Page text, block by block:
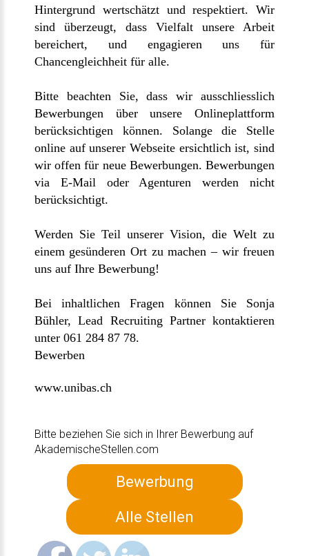
Hintergrund wertschätzt und respektiert. Wir
sind überzeugt, dass Vielfalt unsere Arbeit
bereichert, und engagieren uns für
Chancengleichheit für alle.
Bitte beachten Sie, dass wir ausschliesslich
Bewerbungen über unsere Onlineplattform
berücksichtigen können. Solange die Stelle
online auf unserer Webseite ersichtlich ist, sind
wir offen für neue Bewerbungen. Bewerbungen
via E-Mail oder Agenturen werden nicht
berücksichtigt.
Werden Sie Teil unserer Vision, die Welt zu
einem gesünderen Ort zu machen – wir freuen
uns auf Ihre Bewerbung!
Bei inhaltlichen Fragen können Sie Sonja
Bühler, Lead Recruiting Partner kontaktieren
unter 061 284 87 78.
Bewerben
www.unibas.ch
Bitte beziehen Sie sich in Ihrer Bewerbung auf
AkademischeStellen.com
Bewerbung
Alle Stellen